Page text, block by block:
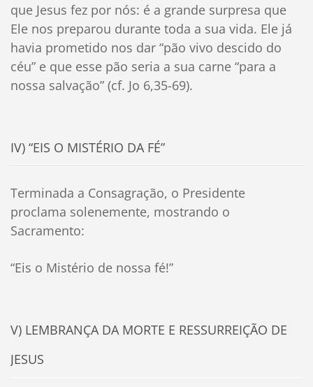
que Jesus fez por nós: é a grande surpresa que
Ele nos preparou durante toda a sua vida. Ele já
havia prometido nos dar “pão vivo descido do
céu” e que esse pão seria a sua carne “para a
nossa salvação” (cf. Jo 6,35-69).
IV) “EIS O MISTÉRIO DA FÉ”
Terminada a Consagração, o Presidente
proclama solenemente, mostrando o
Sacramento:
“Eis o Mistério de nossa fé!”
V) LEMBRANÇA DA MORTE E RESSURREIÇÃO DE
JESUS